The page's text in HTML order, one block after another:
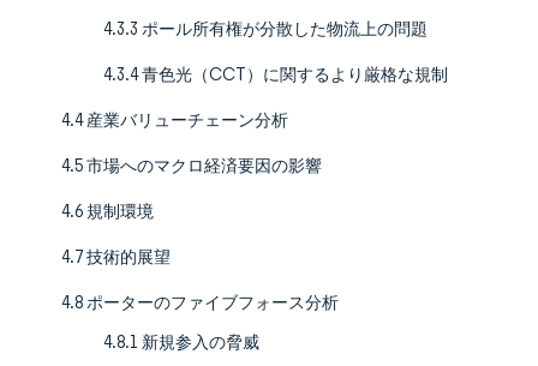
4.3.3 ポール所有権が分散した物流上の問題
4.3.4 青色光（CCT）に関するより厳格な規制
4.4 産業バリューチェーン分析
4.5 市場へのマクロ経済要因の影響
4.6 規制環境
4.7 技術的展望
4.8 ポーターのファイブフォース分析
4.8.1 新規参入の脅威